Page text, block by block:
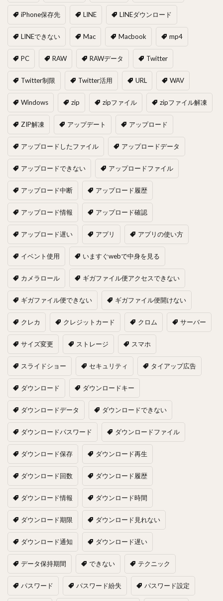
iPhone保存先 LINE LINEダウンロード
LINEできない Mac Macbook mp4
PC RAW RAWデータ Twitter
Twitter制限 Twitter活用 URL WAV
Windows zip zipファイル zipファイル解凍
ZIP解凍 アップデート アップロード
アップロードしたファイル アップロードデータ
アップロードできない アップロードファイル
アップロード中断 アップロード履歴
アップロード情報 アップロード確認
アップロード遅い アプリ アプリの使い方
イベント使用 いますぐwebで中身を見る
カメラロール ギガファイル便アクセスできない
ギガファイル便できない ギガファイル便開けない
クレカ クレジットカード クロム サーバー
サイズ変更 ストレージ スマホ
スライドショー セキュリティ タイアップ広告
ダウンロード ダウンロードキー
ダウンロードデータ ダウンロードできない
ダウンロードパスワード ダウンロードファイル
ダウンロード保存 ダウンロード再生
ダウンロード回数 ダウンロード履歴
ダウンロード情報 ダウンロード時間
ダウンロード期限 ダウンロード見れない
ダウンロード通知 ダウンロード遅い
データ保持期間 できない テクニック
パスワード パスワード紛失 パスワード設定